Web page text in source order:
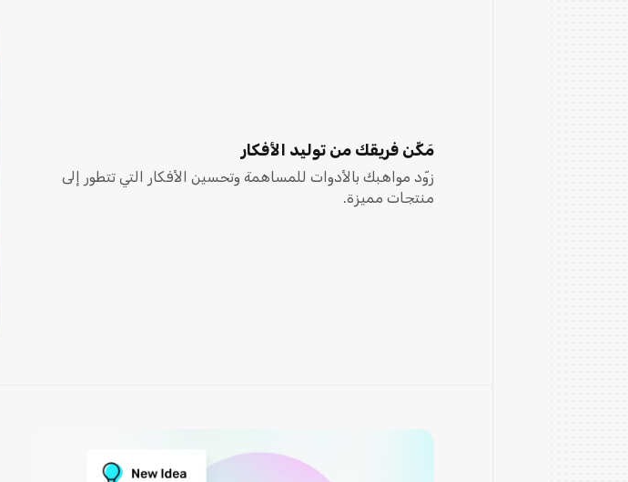
مَكِّن فريقك من توليد الأفكار
زوّد مواهبك بالأدوات للمساهمة وتحسين الأفكار التي تتطور إلى
منتجات مميزة.